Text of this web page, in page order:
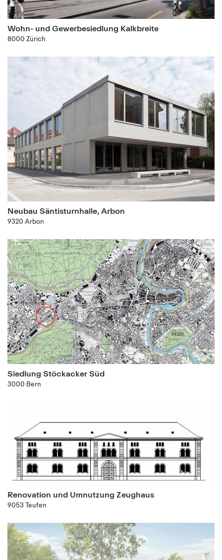
Wohn- und Gewerbesiedlung Kalkbreite
8000 Zürich
Neubau Säntisturnhalle, Arbon
9320 Arbon
Siedlung Stöckacker Süd
3000 Bern
Renovation und Umnutzung Zeughaus
9053 Teufen